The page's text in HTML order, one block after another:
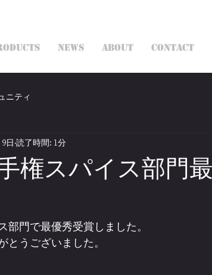
NEWS ABOUT CONTACT
ニティ
権スパイス部門
日 読了時間: 1分
部門で最優秀受賞しました。
とうございました。